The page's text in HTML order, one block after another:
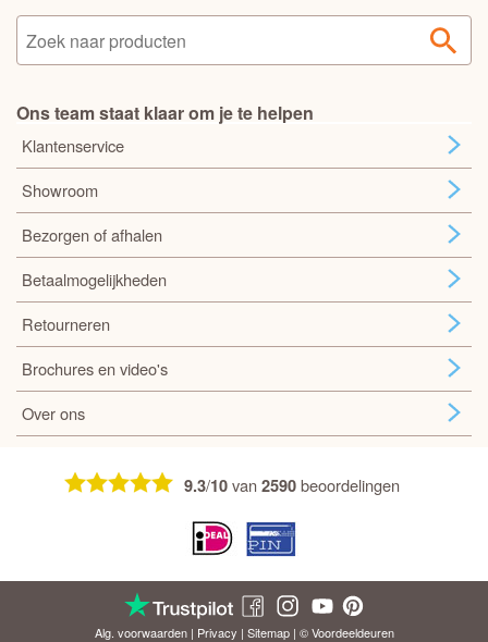
Ons team staat klaar om je te helpen
Klantenservice
Showroom
Bezorgen of afhalen
Betaalmogelijkheden
Retourneren
Brochures en video's
Over ons
9.3/10van2590beoordelingen
Alg. voorwaarden| Privacy | Sitemap| © Voordeeldeuren